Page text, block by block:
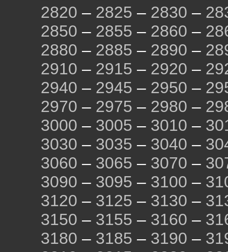
2820 – 2825 – 2830 –
2850 – 2855 – 2860 –
2880 – 2885 – 2890 –
2910 – 2915 – 2920 –
2940 – 2945 – 2950 –
2970 – 2975 – 2980 –
3000 – 3005 – 3010 –
3030 – 3035 – 3040 –
3060 – 3065 – 3070 –
3090 – 3095 – 3100 –
3120 – 3125 – 3130 –
3150 – 3155 – 3160 –
3180 – 3185 – 3190 –